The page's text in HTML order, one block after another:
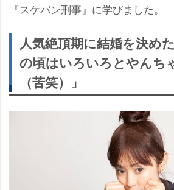
『スケバン刑事』に学びました。
人気絶頂期に結婚を決め
の頃はいろいろとやんち
（苦笑）」